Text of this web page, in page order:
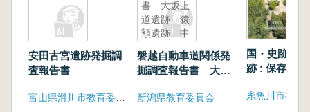
安田古宮遺跡発掘調
査報告書
富山県滑川市教育委員会
書 大坂上
道遺跡 猿
額遺跡 中
ノ沢遺跡
磐越自動車道関係発
掘調査報告書 大坂
跡 中棚遺跡 牧ノ
新潟県教育委員会
国・史跡長
跡 : 保存整備
糸魚川市教育